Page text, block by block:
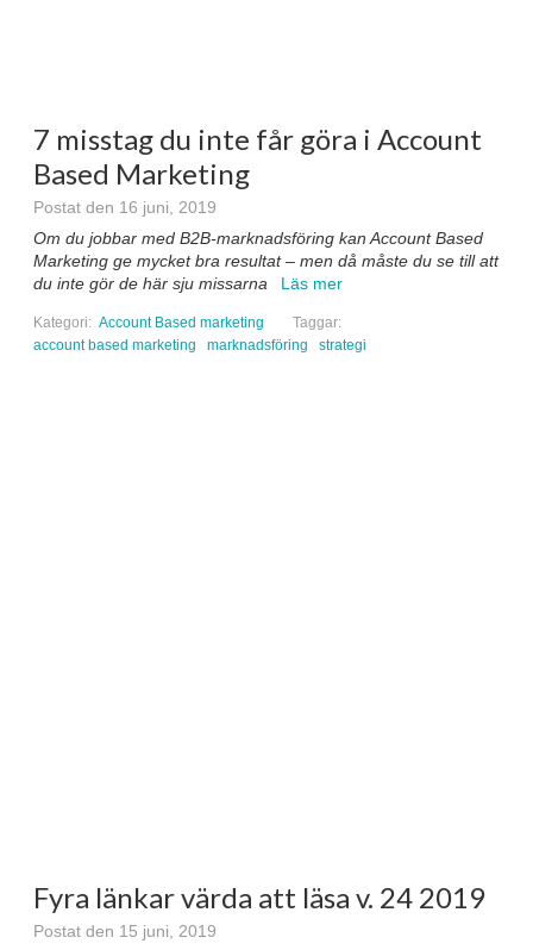
7 misstag du inte får göra i Account
Based Marketing
Postat den 16 juni, 2019
Om du jobbar med B2B-marknadsföring kan Account Based
Marketing ge mycket bra resultat – men då måste du se till att
du inte gör de här sju missarna
Läs mer
Kategori: Account Based marketing
Taggar:
account based marketing
marknadsföring strategi
Fyra länkar värda att läsa v. 24 2019
Postat den 15 juni, 2019